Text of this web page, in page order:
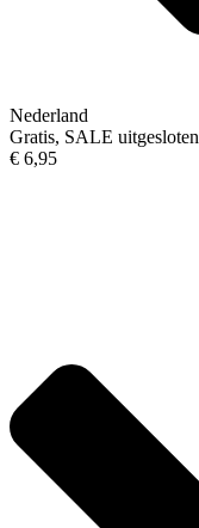
Nederland
Gratis, SALE uitgesloten
€ 6,95